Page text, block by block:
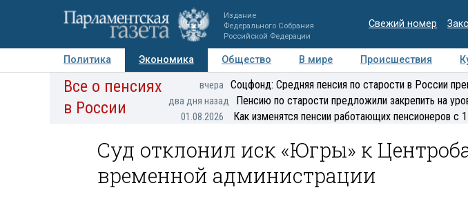
Издание
Федерального Собрания
Российской Федерации
Свежий номер
Политика Экономика Общество В мире Происшествия
Авторы Персоны Мнения Регионы Медиацентр Интервью
Все о пенсиях
в России
вчера Соцфонд: Средняя пенсия по старости в России
два дня назад Пенсию по старости предложили закрепить на
01.08.2026 Как изменятся пенсии работающих пенсионеров с 1
Суд отклонил иск «Югры» к
временной администрации